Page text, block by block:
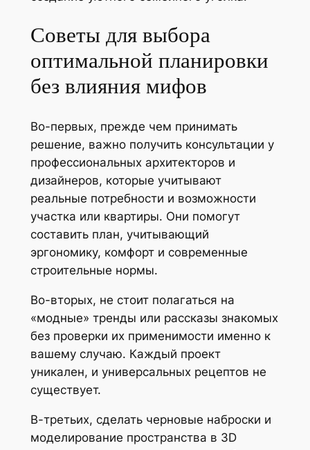
Советы для выбора
оптимальной планировки
без влияния мифов
Во-первых, прежде чем принимать
решение, важно получить консультации у
профессиональных архитекторов и
дизайнеров, которые учитывают
реальные потребности и возможности
участка или квартиры. Они помогут
составить план, учитывающий
эргономику, комфорт и современные
строительные нормы.
Во-вторых, не стоит полагаться на
«модные» тренды или рассказы знакомых
без проверки их применимости именно к
вашему случаю. Каждый проект
уникален, и универсальных рецептов не
существует.
В-третьих, сделать черновые наброски и
моделирование пространства в 3D